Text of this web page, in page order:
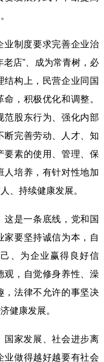
业制度要求完善企业治
老店”、成为常青树，必
构上，民营企业同国
，积极优化和调整。
范股东行为、强化内部
断完善劳动、人才、知
要素的使用、管理、保
人培养，有针对性地加
、持续健康发展。
这是一条底线，党和国
家要坚持诚信为本，自
、为企业赢得良好信
观，自觉修身养性、澡
，法律不允许的事坚决
健康发展。
国家发展、社会进步离
业做得越好越要有社会